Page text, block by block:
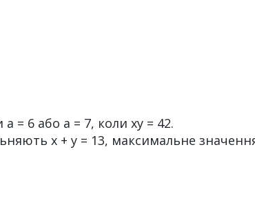
= 6 або a = 7, коли xy = 42.
x + y = 13, максимальне